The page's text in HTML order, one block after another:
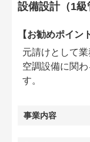
設備設計（1級
【お勧めポイン
元請けとして
空調設備に関
す。
事業内容